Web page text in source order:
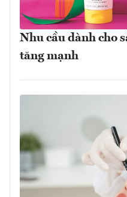
Nhu cầu dành cho
tăng mạnh